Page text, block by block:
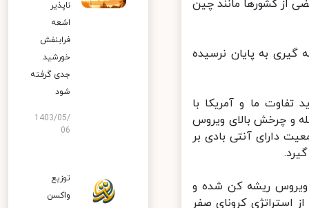
از کشورها مانند چین
به پایان نرسیده
ما و آمریکا با
و چرخش بالای ویروس
درصدی واکسن، جمعیت دارای آنتی بادی بر
ریشه کن شده و
کرونای صفر
ناپذیر
اشعه
فرابنفش
خورشید
جدی گرفته
شود
1403/05/
06
توزیع
واکسن